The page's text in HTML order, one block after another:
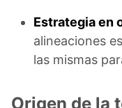
Estrategia en
alineaciones
las mismas
Origen de la